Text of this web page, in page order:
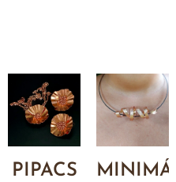
PIPACS
MINIMÁL